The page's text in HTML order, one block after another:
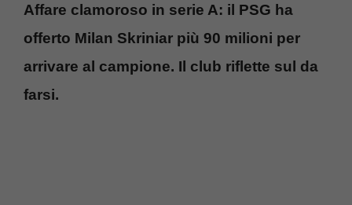
Affare clamoroso in serie A: il PSG ha
offerto Milan Skriniar più 90 milioni per
arrivare al campione. Il club riflette sul da
farsi.